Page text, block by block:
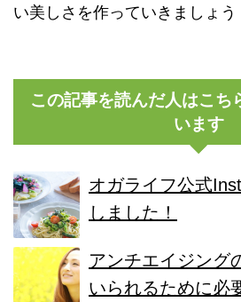
い美しさを作っていきましょう
この記事を読んだ人はこち
います
オガライフ公式
しました！
アンチエイジング
いられるために必